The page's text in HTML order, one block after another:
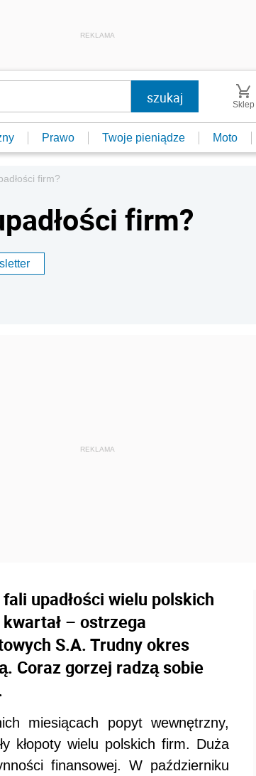
REKLAMA
Sklep
Prawo Twoje pieniądze Moto
firm?
firm?
upadłości wielu polskich
– ostrzega
S.A. Trudny okres
Coraz gorzej radzą sobie
miesiącach popyt wewnętrzny,
kłopoty wielu polskich firm. Duża
finansowej. W październiku